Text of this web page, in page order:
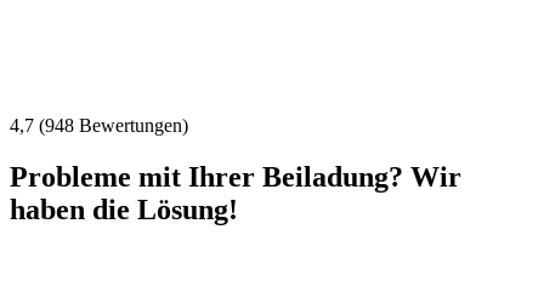
4,7 (948 Bewertungen)
Probleme mit Ihrer Beiladung? Wir
haben die Lösung!